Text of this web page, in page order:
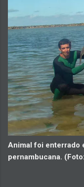
Animal foi enterrado
pernambucana.